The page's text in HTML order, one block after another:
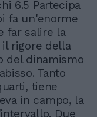
6.5 Partecipa
fa un'enorme
far salire la
rigore della
del dinamismo
Tanto
tiene
in campo, la
Due